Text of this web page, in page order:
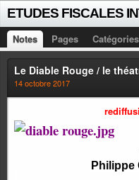
Notes Pages Catégories
Le Diable Rouge / le
14 octobre 2017
Philippe